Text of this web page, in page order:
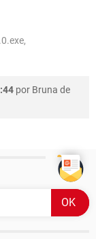
por Bruna de